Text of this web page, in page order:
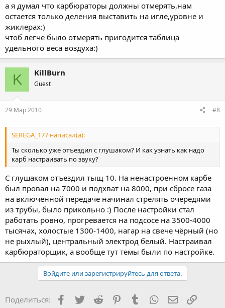
а я думал что карбюраторы должны отмерять,нам
остается только деления выставить на игле,уровне и
жиклерах:)
чтоб легче было отмерять пригодится таблица
удельного веса воздуха:)
K KillBurn
Guest
29 Мар 2010 #8
SEREGA_177 написал(а):
Ты сколько уже отъездил с глушаком? И как узнать как надо
карб настраивать по звуку?
С глушаком отъездил тыщ 10. На ненастроенном карбе
был провал на 7000 и подхват на 8000, при сбросе газа
на включенной передаче начинал стрелять очередями
из трубы, было прикольно :) После настройки стал
работать ровно, прогревается на подсосе на 3500-4000
тысячах, холостые 1300-1400, нагар на свече чёрный (но
не рыхлый), центральный электрод белый. Настраивал
карбюраторщик, а вообще тут темы были по настройке.
Войдите или зарегистрируйтесь для ответа.
Поделиться: Facebook
TwitterReddit PinterestTumblr WhatsApp Ссылка